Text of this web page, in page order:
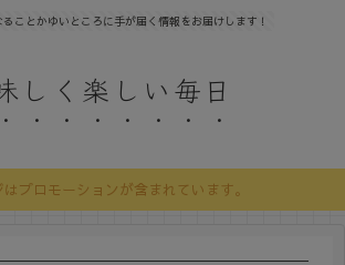
ことかゆいところに手が届く情報をお届けします！
しく楽しい毎日
プロモーションが含まれています。